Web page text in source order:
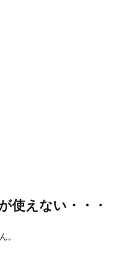
使えない・・・
。